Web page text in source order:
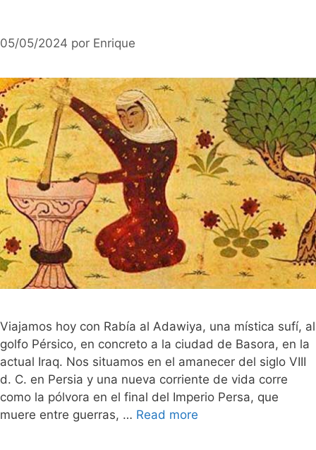
05/05/2024 por Enrique
Viajamos hoy con Rabía al Adawiya, una mística sufí, al
golfo Pérsico, en concreto a la ciudad de Basora, en la
actual Iraq. Nos situamos en el amanecer del siglo VIII
d. C. en Persia y una nueva corriente de vida corre
como la pólvora en el final del Imperio Persa, que
muere entre guerras, … Read more